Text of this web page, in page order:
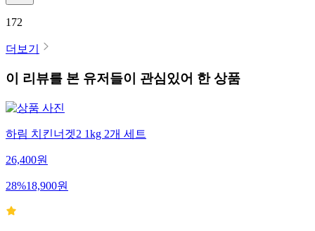
172
더보기
이 리뷰를 본 유저들이 관심있어 한 상품
하림 치킨너겟2 1kg 2개 세트
26,400원
28%18,900원